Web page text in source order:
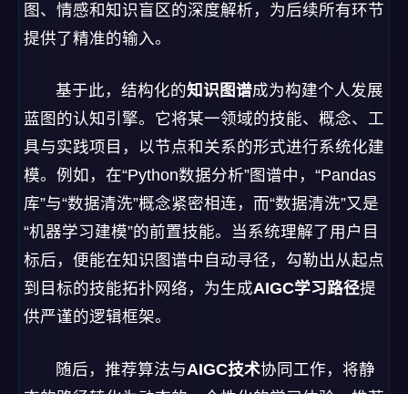
图、情感和知识盲区的深度解析，为后续所有环节
提供了精准的输入。
基于此，结构化的知识图谱成为构建个人发展
蓝图的认知引擎。它将某一领域的技能、概念、工
具与实践项目，以节点和关系的形式进行系统化建
模。例如，在“Python数据分析”图谱中，“Pandas
库”与“数据清洗”概念紧密相连，而“数据清洗”又是
“机器学习建模”的前置技能。当系统理解了用户目
标后，便能在知识图谱中自动寻径，勾勒出从起点
到目标的技能拓扑网络，为生成AIGC学习路径提
供严谨的逻辑框架。
随后，推荐算法与AIGC技术协同工作，将静